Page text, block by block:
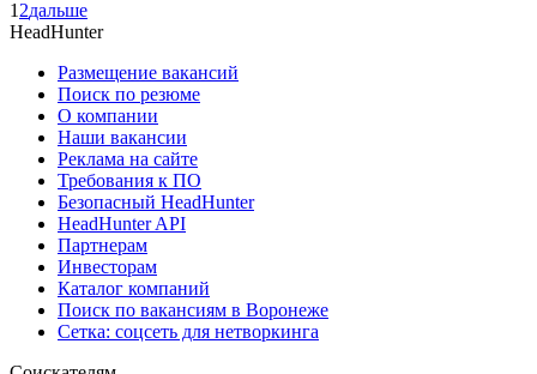
1 2дальше
HeadHunter
Размещение вакансий
Поиск по резюме
О компании
Наши вакансии
Реклама на сайте
Требования к ПО
Безопасный HeadHunter
HeadHunter API
Партнерам
Инвесторам
Каталог компаний
Поиск по вакансиям в Воронеже
Сетка: соцсеть для нетворкинга